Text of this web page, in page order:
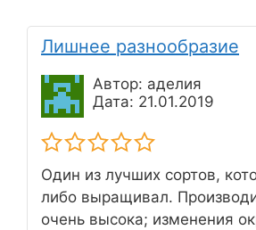
Лишнее разнообразие
Автор: аделия
Дата: 21.01.2019
Один из лучших сортов,
либо выращивал.
очень высока; изменения